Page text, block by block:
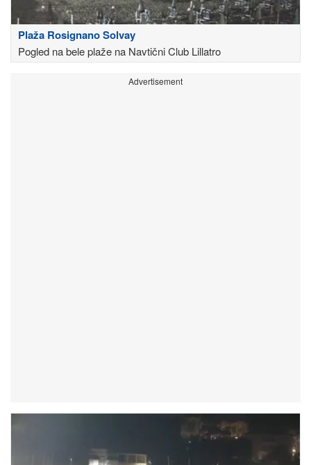
Plaža Rosignano Solvay
Pogled na bele plaže na Navtični Club Lillatro
Advertisement